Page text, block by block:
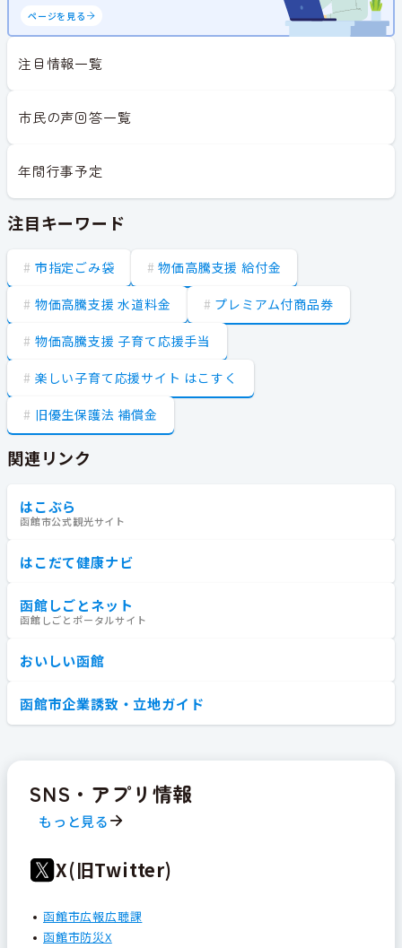
ページを見る
注目情報一覧
市民の声回答一覧
年間行事予定
注目キーワード
市指定ごみ袋 物価高騰支援 給付金
物価高騰支援 水道料金 プレミアム付商品券
物価高騰支援 子育て応援手当
楽しい子育て応援サイト はこすく
旧優生保護法 補償金
関連リンク
はこぶら
函館市公式観光サイト
はこだて健康ナビ
函館しごとネット
函館しごとポータルサイト
おいしい函館
函館市企業誘致・立地ガイド
SNS・アプリ情報
もっと見る
X(旧Twitter)
函館市広報広聴課
函館市防災X